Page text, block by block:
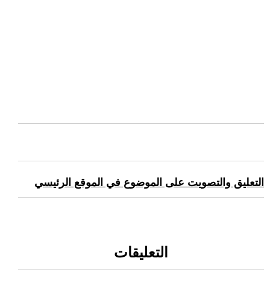
التعليق والتصويت على الموضوع في الموقع الرئيسي
التعليقات